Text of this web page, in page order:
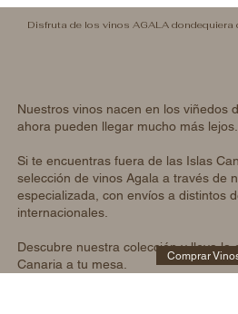
Disfruta de los vinos AGALA dondequiera
Nuestros vinos nacen en los viñedos
ahora pueden llegar mucho más lejos.
Si te encuentras fuera de las Islas
selección de vinos Agala a través de
especializada, con envíos a distintos
internacionales.
Descubre nuestra colección y lleva la
Canaria a tu mesa.
Comprar